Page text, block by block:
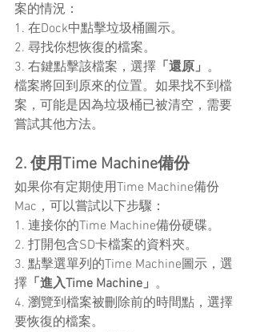
案的情況：
1. 在Dock中點擊垃圾桶圖示。
2. 尋找你想恢復的檔案。
3. 右鍵點擊該檔案，選擇 「還原」 。
檔案將回到原來的位置。如果找不到檔
案，可能是因為垃圾桶已被清空，需要
嘗試其他方法。
2. 使用Time Machine備份
如果你有定期使用Time Machine備份
Mac，可以嘗試以下步驟：
1. 連接你的Time Machine備份硬碟。
2. 打開包含SD卡檔案的資料夾。
3. 點擊選單列的Time Machine圖示，選
擇 「進入Time Machine」 。
4. 瀏覽到檔案被刪除前的時間點，選擇
要恢復的檔案。